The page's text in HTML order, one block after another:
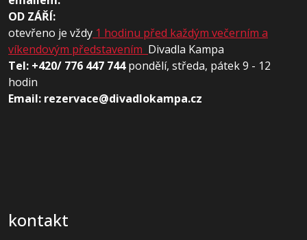
OD ZÁŘÍ:
otevřeno je vždy 1 hodinu před každým večerním a
víkendovým představením Divadla Kampa
Tel: +420/ 776 447 744pondělí, středa, pátek 9 - 12
hodin
Email: rezervace@divadlokampa.cz
kontakt